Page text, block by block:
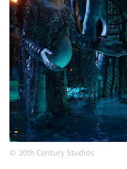
20th Century Studios